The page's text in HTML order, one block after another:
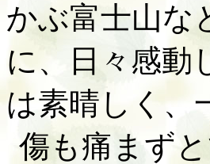
かぶ富士山な
に、日々感動
は素晴しく、
傷も痛まず